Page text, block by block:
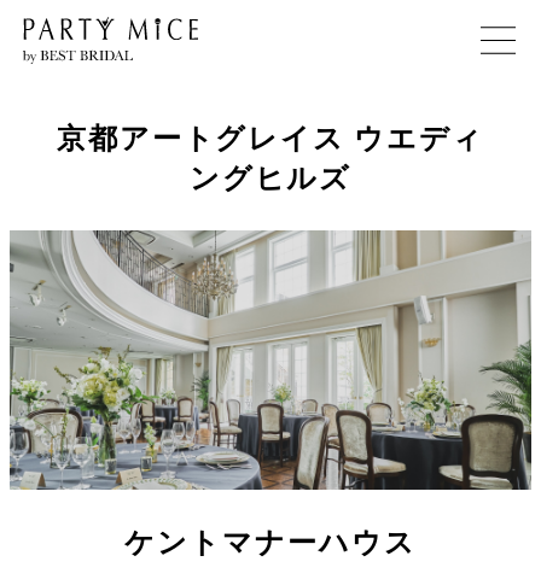
京都アートグレイス ウエディ
ングヒルズ
ケントマナーハウス